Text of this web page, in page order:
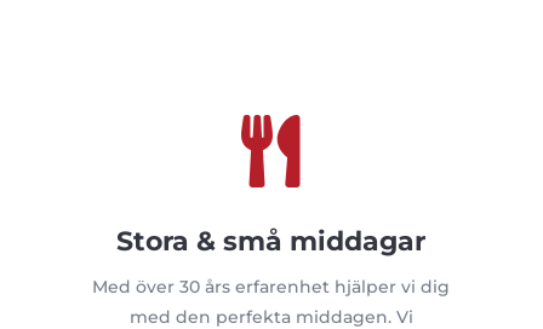

Stora & små middagar
Med över 30 års erfarenhet hjälper vi dig
med den perfekta middagen. Vi